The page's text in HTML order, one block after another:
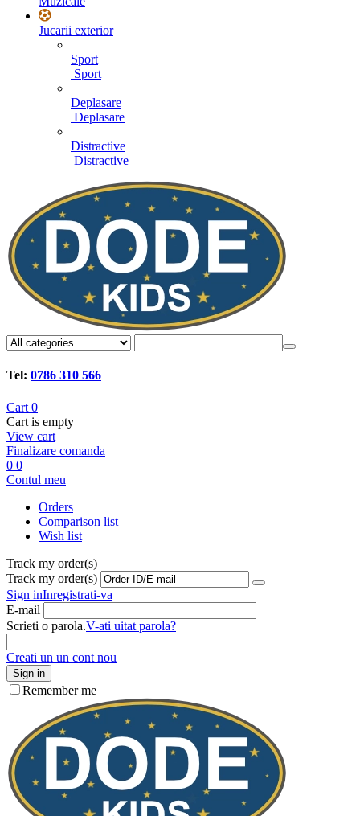
Jucarii exterior
Sport
Sport
Deplasare
Deplasare
Distractive
Distractive
Tel: 0786 310 566
Cart 0
Cart is empty
View cart
Finalizare comanda
0 0
Contul meu
Orders
Comparison list
Wish list
Track my order(s)
Track my order(s)
Sign inInregistrati-va
E-mail
Scrieti o parola.V-ati uitat parola?
Creati un un cont nou
Sign in
Remember me